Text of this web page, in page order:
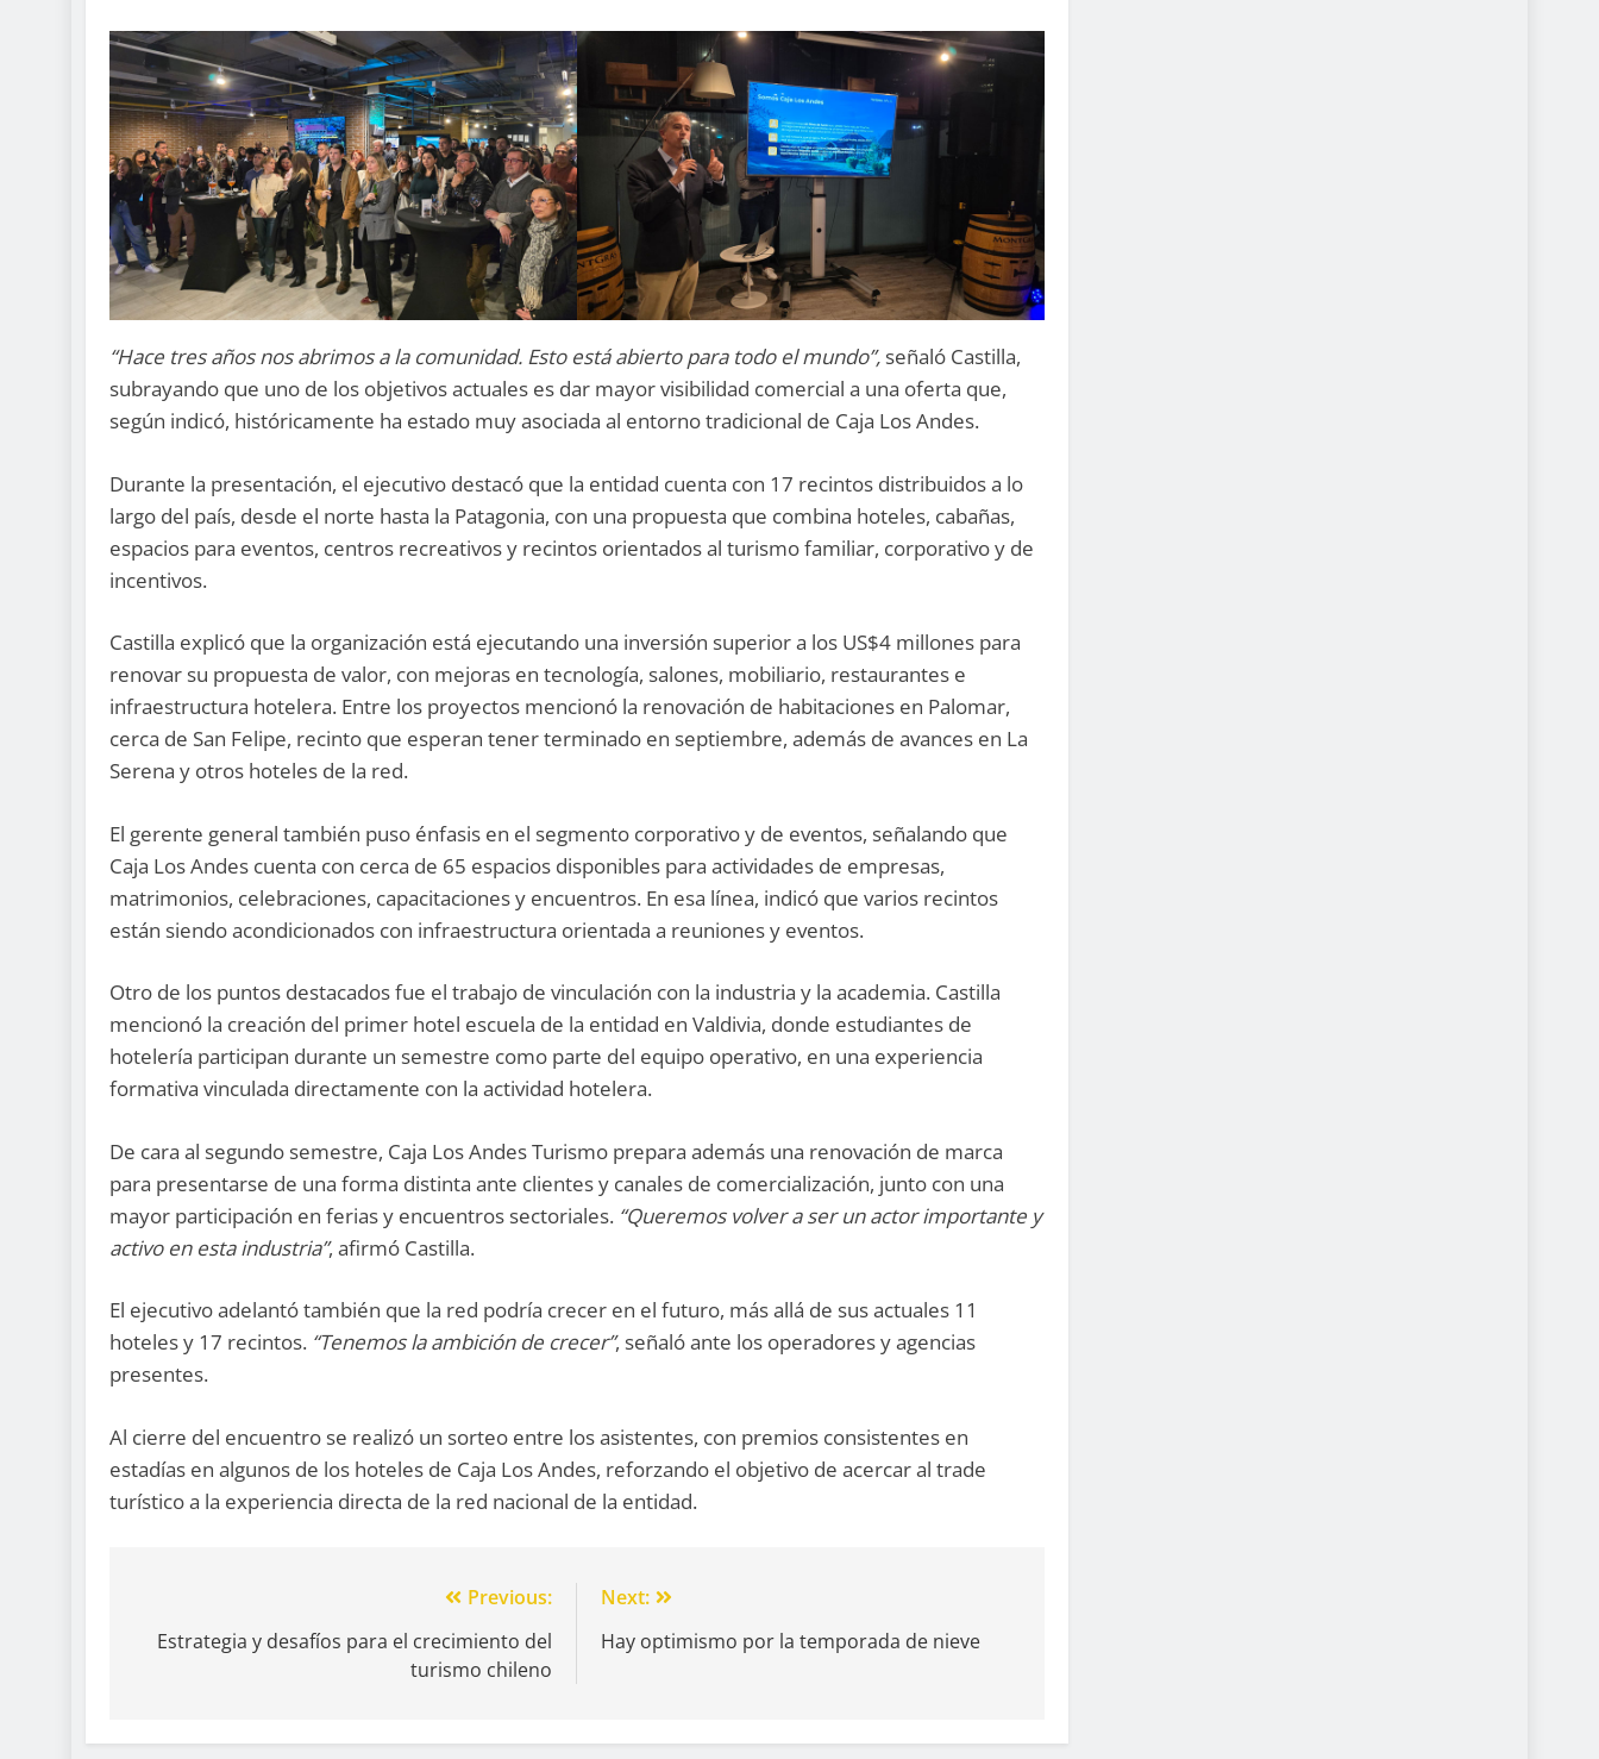
“Hace tres años nos abrimos a la comunidad. Esto está abierto para todo el mundo”, señaló Castilla,
subrayando que uno de los objetivos actuales es dar mayor visibilidad comercial a una oferta que,
según indicó, históricamente ha estado muy asociada al entorno tradicional de Caja Los Andes.
Durante la presentación, el ejecutivo destacó que la entidad cuenta con 17 recintos distribuidos a lo
largo del país, desde el norte hasta la Patagonia, con una propuesta que combina hoteles, cabañas,
espacios para eventos, centros recreativos y recintos orientados al turismo familiar, corporativo y de
incentivos.
Castilla explicó que la organización está ejecutando una inversión superior a los US$4 millones para
renovar su propuesta de valor, con mejoras en tecnología, salones, mobiliario, restaurantes e
infraestructura hotelera. Entre los proyectos mencionó la renovación de habitaciones en Palomar,
cerca de San Felipe, recinto que esperan tener terminado en septiembre, además de avances en La
Serena y otros hoteles de la red.
El gerente general también puso énfasis en el segmento corporativo y de eventos, señalando que
Caja Los Andes cuenta con cerca de 65 espacios disponibles para actividades de empresas,
matrimonios, celebraciones, capacitaciones y encuentros. En esa línea, indicó que varios recintos
están siendo acondicionados con infraestructura orientada a reuniones y eventos.
Otro de los puntos destacados fue el trabajo de vinculación con la industria y la academia. Castilla
mencionó la creación del primer hotel escuela de la entidad en Valdivia, donde estudiantes de
hotelería participan durante un semestre como parte del equipo operativo, en una experiencia
formativa vinculada directamente con la actividad hotelera.
De cara al segundo semestre, Caja Los Andes Turismo prepara además una renovación de marca
para presentarse de una forma distinta ante clientes y canales de comercialización, junto con una
mayor participación en ferias y encuentros sectoriales. “Queremos volver a ser un actor importante y
activo en esta industria”, afirmó Castilla.
El ejecutivo adelantó también que la red podría crecer en el futuro, más allá de sus actuales 11
hoteles y 17 recintos. “Tenemos la ambición de crecer”, señaló ante los operadores y agencias
presentes.
Al cierre del encuentro se realizó un sorteo entre los asistentes, con premios consistentes en
estadías en algunos de los hoteles de Caja Los Andes, reforzando el objetivo de acercar al trade
turístico a la experiencia directa de la red nacional de la entidad.
Previous:
Estrategia y desafíos para el crecimiento del
turismo chileno
Next:
Hay optimismo por la temporada de nieve